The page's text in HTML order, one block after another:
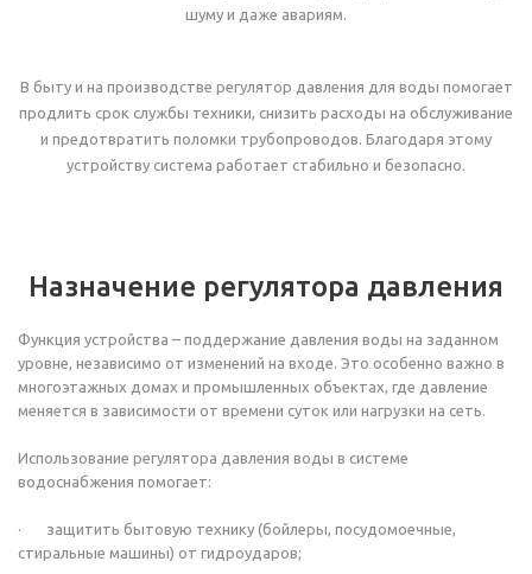
шуму и даже авариям.
В быту и на производстве регулятор давления для воды помогает
продлить срок службы техники, снизить расходы на обслуживание
и предотвратить поломки трубопроводов. Благодаря этому
устройству система работает стабильно и безопасно.
Назначение регулятора давления
Функция устройства – поддержание давления воды на заданном
уровне, независимо от изменений на входе. Это особенно важно в
многоэтажных домах и промышленных объектах, где давление
меняется в зависимости от времени суток или нагрузки на сеть.
Использование регулятора давления воды в системе
водоснабжения помогает:
· защитить бытовую технику (бойлеры, посудомоечные,
стиральные машины) от гидроударов;